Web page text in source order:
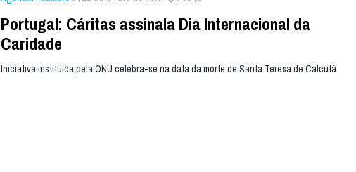
Portugal: Cáritas assinala Dia Internacional da
Caridade
Iniciativa instituída pela ONU celebra-se na data da morte de Santa Teresa de Calcutá